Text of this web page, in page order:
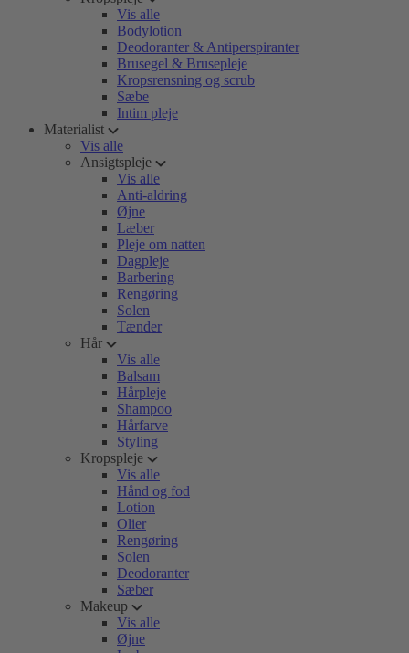
Vis alle
Bodylotion
Deodoranter & Antiperspiranter
Brusegel & Brusepleje
Kropsrensning og scrub
Sæbe
Intim pleje
Materialist
Vis alle
Ansigtspleje
Vis alle
Anti-aldring
Øjne
Læber
Pleje om natten
Dagpleje
Barbering
Rengøring
Solen
Tænder
Hår
Vis alle
Balsam
Hårpleje
Shampoo
Hårfarve
Styling
Kropspleje
Vis alle
Hånd og fod
Lotion
Olier
Rengøring
Solen
Deodoranter
Sæber
Makeup
Vis alle
Øjne